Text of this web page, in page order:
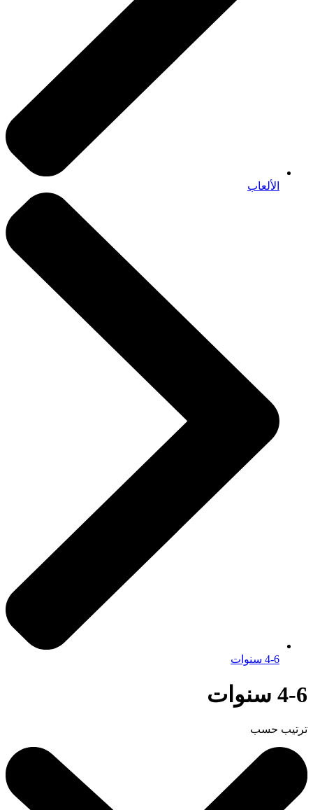
الألعاب
4-6 سنوات
4-6 سنوات
ترتيب حسب